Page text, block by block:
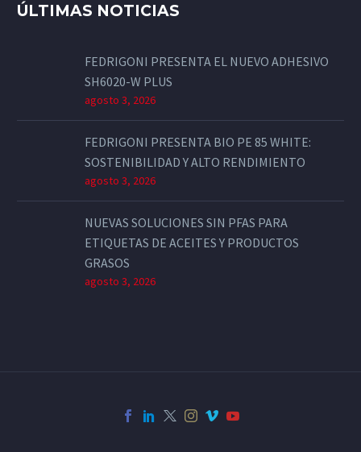
ÚLTIMAS NOTICIAS
FEDRIGONI PRESENTA EL NUEVO ADHESIVO
SH6020-W PLUS
agosto 3, 2026
FEDRIGONI PRESENTA BIO PE 85 WHITE:
SOSTENIBILIDAD Y ALTO RENDIMIENTO
agosto 3, 2026
NUEVAS SOLUCIONES SIN PFAS PARA
ETIQUETAS DE ACEITES Y PRODUCTOS
GRASOS
agosto 3, 2026